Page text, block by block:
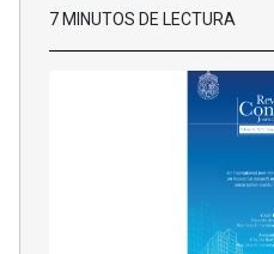
7 MINUTOS DE LECTURA